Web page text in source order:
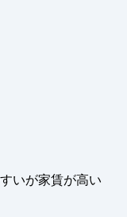
いが家賃が高い